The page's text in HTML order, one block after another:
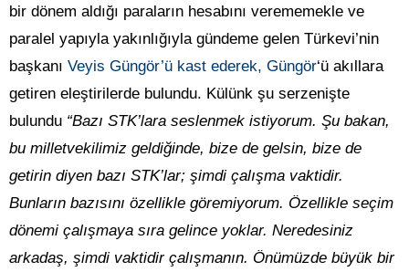
bir dönem aldığı paraların hesabını verememekle ve
paralel yapıyla yakınlığıyla gündeme gelen Türkevi’nin
başkanı Veyis Güngör’ü kast ederek, Güngör‘ü akıllara
getiren eleştirilerde bulundu. Külünk şu serzenişte
bulundu “Bazı STK’lara seslenmek istiyorum. Şu bakan,
bu milletvekilimiz geldiğinde, bize de gelsin, bize de
getirin diyen bazı STK’lar; şimdi çalışma vaktidir.
Bunların bazısını özellikle göremiyorum. Özellikle seçim
dönemi çalışmaya sıra gelince yoklar. Neredesiniz
arkadaş, şimdi vaktidir çalışmanın. Önümüzde büyük bir